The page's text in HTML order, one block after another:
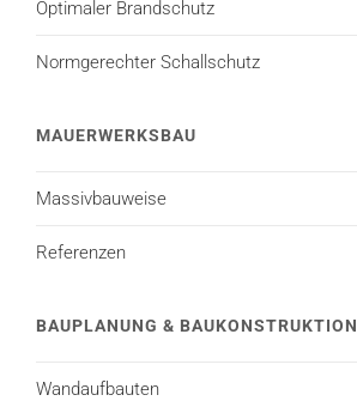
Optimaler Brandschutz
Normgerechter Schallschutz
MAUERWERKSBAU
Massivbauweise
Referenzen
BAUPLANUNG & BAUKONSTRUKTION
Wandaufbauten